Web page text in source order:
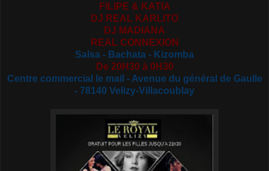
FILIPE & KATIA
DJ REAL KARLITO
DJ MADIANA
REAL CONNEXION
Salsa - Bachata - Kizomba
De 20H30 à 0H30
Centre commercial le mail - Avenue du général de Gaulle
- 78140 Velizy-Villacoublay